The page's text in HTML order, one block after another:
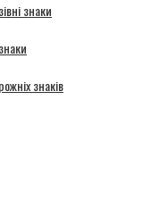
знаки
знаків